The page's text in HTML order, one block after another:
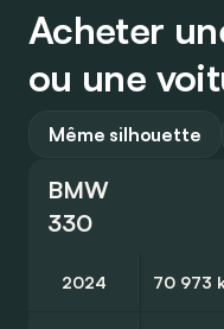
Acheter
ou une
Même silhouette
BMW
330
2024 70 973